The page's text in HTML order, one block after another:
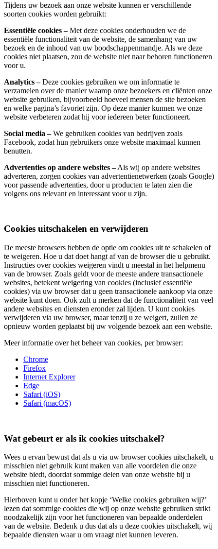
Tijdens uw bezoek aan onze website kunnen er verschillende
soorten cookies worden gebruikt:
Essentiële cookies –Met deze cookies onderhouden we de
essentiële functionaliteit van de website, de samenhang van uw
bezoek en de inhoud van uw boodschappenmandje. Als we deze
cookies niet plaatsen, zou de website niet naar behoren functioneren
voor u.
Analytics –Deze cookies gebruiken we om informatie te
verzamelen over de manier waarop onze bezoekers en cliënten onze
website gebruiken, bijvoorbeeld hoeveel mensen de site bezoeken
en welke pagina’s favoriet zijn. Op deze manier kunnen we onze
website verbeteren zodat hij voor iedereen beter functioneert.
Social media –We gebruiken cookies van bedrijven zoals
Facebook, zodat hun gebruikers onze website maximaal kunnen
benutten.
Advertenties op andere websites –Als wij op andere websites
adverteren, zorgen cookies van advertentienetwerken (zoals Google)
voor passende advertenties, door u producten te laten zien die
volgens ons relevant en interessant voor u zijn.
Cookies uitschakelen en verwijderen
De meeste browsers hebben de optie om cookies uit te schakelen of
te weigeren. Hoe u dat doet hangt af van de browser die u gebruikt.
Instructies over cookies weigeren vindt u meestal in het helpmenu
van de browser. Zoals geldt voor de meeste andere transactionele
websites, betekent weigering van cookies (inclusief essentiële
cookies) via uw browser dat u geen transactionele aankoop via onze
website kunt doen. Ook zult u merken dat de functionaliteit van veel
andere websites en diensten eronder zal lijden. U kunt cookies
verwijderen via uw browser, maar tenzij u ze weigert, zullen ze
opnieuw worden geplaatst bij uw volgende bezoek aan een website.
Meer informatie over het beheer van cookies, per browser:
Chrome
Firefox
Internet Explorer
Edge
Safari (iOS)
Safari (macOS)
Wat gebeurt er als ik cookies uitschakel?
Wees u ervan bewust dat als u via uw browser cookies uitschakelt, u
misschien niet gebruik kunt maken van alle voordelen die onze
website biedt, doordat sommige delen van onze website bij u
misschien niet functioneren.
Hierboven kunt u onder het kopje ‘Welke cookies gebruiken wij?’
lezen dat sommige cookies die wij op onze website gebruiken strikt
noodzakelijk zijn voor het functioneren van bepaalde onderdelen
van de website. Bedenk u dus dat als u deze cookies uitschakelt, wij
bepaalde diensten waar u om vraagt niet kunnen leveren.